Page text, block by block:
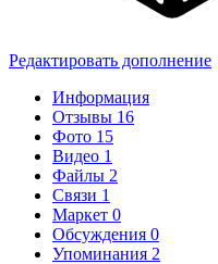
Редактировать дополнение
Информация
Отзывы 16
Фото 15
Видео 1
Файлы 2
Связи 1
Маркет 0
Обсуждения 0
Упоминания 2